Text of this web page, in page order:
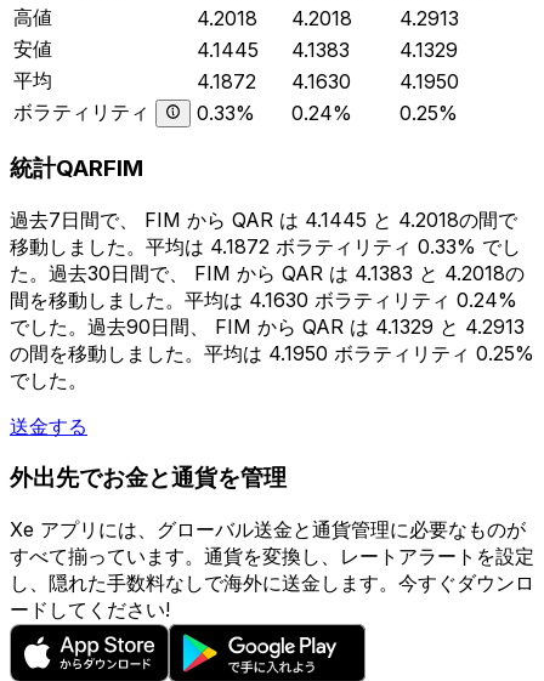
高値
4.2018 4.2018
4.2913
安値
4.1445 4.1383
4.1329
平均
4.1872 4.1630
4.1950
ボラティリティ
0.33% 0.24% 0.25%
統計QARFIM
過去7日間で、 FIM から QAR は 4.1445 と 4.2018の間で
移動しました。平均は 4.1872 ボラティリティ 0.33% でし
た。過去30日間で、 FIM から QAR は 4.1383 と 4.2018の
間を移動しました。平均は 4.1630 ボラティリティ 0.24%
でした。過去90日間、 FIM から QAR は 4.1329 と 4.2913
の間を移動しました。平均は 4.1950 ボラティリティ 0.25%
でした。
送金する
外出先でお金と通貨を管理
Xe アプリには、グローバル送金と通貨管理に必要なものが
すべて揃っています。通貨を変換し、レートアラートを設定
し、隠れた手数料なしで海外に送金します。今すぐダウンロ
ードしてください!